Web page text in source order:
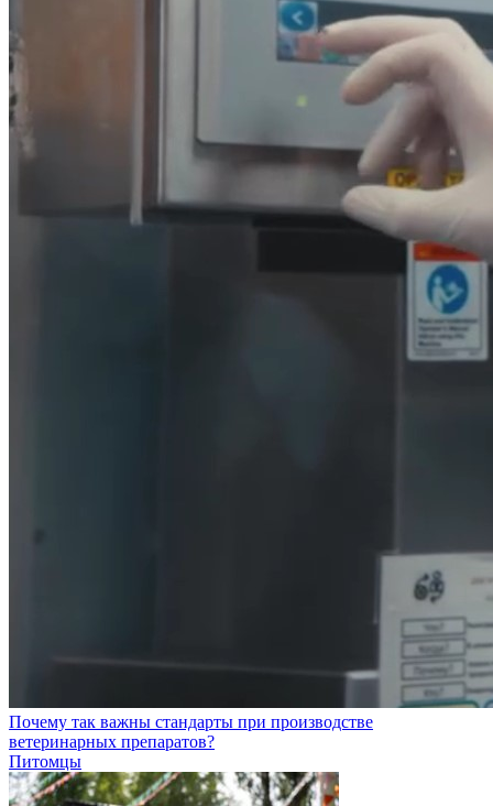
Почему так важны стандарты при производстве
ветеринарных препаратов?
Питомцы